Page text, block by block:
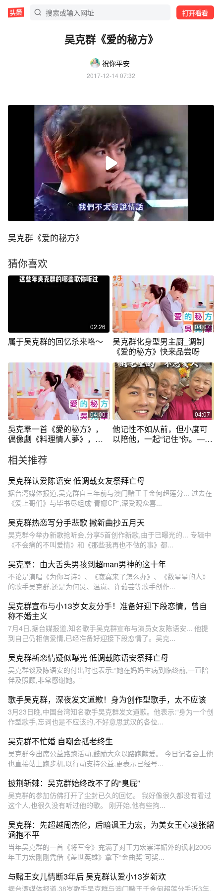
打开看看
吴克群《爱的秘方》
祝你平安
2017-12-14 07:32
吴克群《爱的秘方》
猜你喜欢
02:26
属于吴克群的回忆杀来咯～
04:07
吴克群化身型男主厨_调制
《爱的秘方》快来品尝呀
04:00
吳克羣一首《愛的秘方》，
偶像劇《料理情人夢》，主
04:07
他记性不如从前，但小度可
以陪他，一起“记住”你。——
爱的
相关推荐
吴克群认爱陈语安 低调载女友祭拜亡母
据台湾媒体报道,吴克群自三年前与澳门赌王千金何超莲分... 过去在
《爱上哥们》与毕书尽组成“青娜CP”,深受观众喜...
吴克群热恋写分手悲歌 撇新曲抄五月天
吴克群今举办新歌抢听会,分享5首创作新歌,由于已曝光的... 专辑中
《不会痛的不叫爱情》和《那些我再也不做的事》都...
吴克羣：由大舌头男孩到超man男神的这十年
不论是演唱《为你写诗》、《寂寞来了怎么办》、《数星星的人》
的歌手吴克群,还是为何炅、温岚、许茹芸等歌手创作...
吴克群宣布与小13岁女友分手！准备好迎下段恋情，曾自
称不婚主义
7月4日,据台媒报道,知名歌手吴克群宣布与演员女友陈语安... 他提
到自己仍相信爱情,已经准备好迎接下段恋情了。吴克...
吴克群新恋情疑似曝光 低调载陈语安祭拜亡母
吴克群谈及陈语安的付出时也表示:“她在妈妈生病到临终前,一直陪
伴及照顾,非常感谢她。”
歌手吴克群，深夜发文道歉！身为创作型歌手，太不应该
3月23日晚,中国台湾知名歌手吴克群发文道歉。他表示:“身为一个创
作型歌手,忘词也是不应该的,不好意思武汉的各位...
吴克群不忙婚 自嘲会孤老终生
吴克群今出席公益路跑活动,鼓励大众以路跑献爱。 今日记者会上他
也直接站上跑步机,以行动支持公益,更表示已经号...
披荆斩棘：吴克群始终改不了的“臭屁”
吴克群的参加仿佛打开了尘封已久的回忆。 我好像很久都没有看过
这个人,也很久没有听过他的歌。 刚开始,他有些拘...
吴克群：先超越周杰伦，后暗讽王力宏，为美女王心凌张韶
涵抱不平
当年吴克群的一首《将军令》充满了对王力宏崇洋媚外的讽刺2006
年王力宏刚刚凭借《盖世英雄》拿下“金曲奖”可奖...
与赌王女儿情断3年后 吴克群认爱小13岁新欢
据台湾媒体报道,38岁歌手吴克群与澳门赌王千金何超莲分手近3年,